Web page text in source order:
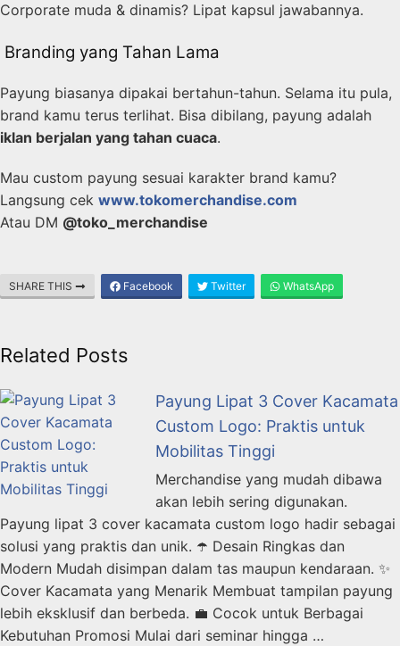
Corporate muda & dinamis? Lipat kapsul jawabannya.
️ Branding yang Tahan Lama
Payung biasanya dipakai bertahun-tahun. Selama itu pula,
brand kamu terus terlihat. Bisa dibilang, payung adalah
iklan berjalan yang tahan cuaca.
Mau custom payung sesuai karakter brand kamu?
Langsung cek www.tokomerchandise.com
Atau DM @toko_merchandise
SHARE THIS Facebook Twitter WhatsApp
Related Posts
Payung Lipat 3 Cover Kacamata
Custom Logo: Praktis untuk
Mobilitas Tinggi
Merchandise yang mudah dibawa
akan lebih sering digunakan.
Payung lipat 3 cover kacamata custom logo hadir sebagai
solusi yang praktis dan unik. ☂️ Desain Ringkas dan
Modern Mudah disimpan dalam tas maupun kendaraan. ✨
Cover Kacamata yang Menarik Membuat tampilan payung
lebih eksklusif dan berbeda. 💼 Cocok untuk Berbagai
Kebutuhan Promosi Mulai dari seminar hingga …